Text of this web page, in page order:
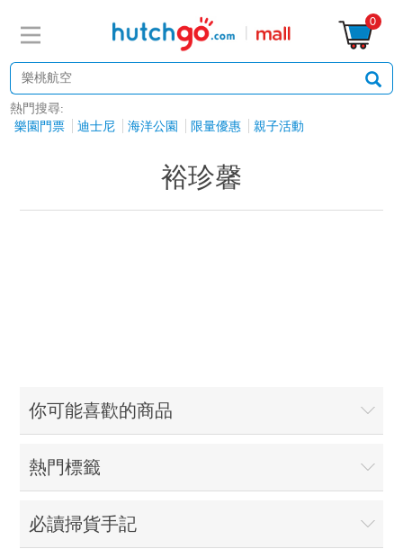
0
熱門搜尋:
樂園門票
迪士尼 海洋公園 限量優惠 親子活動
裕珍馨
你可能喜歡的商品
熱門標籤
必讀掃貨手記